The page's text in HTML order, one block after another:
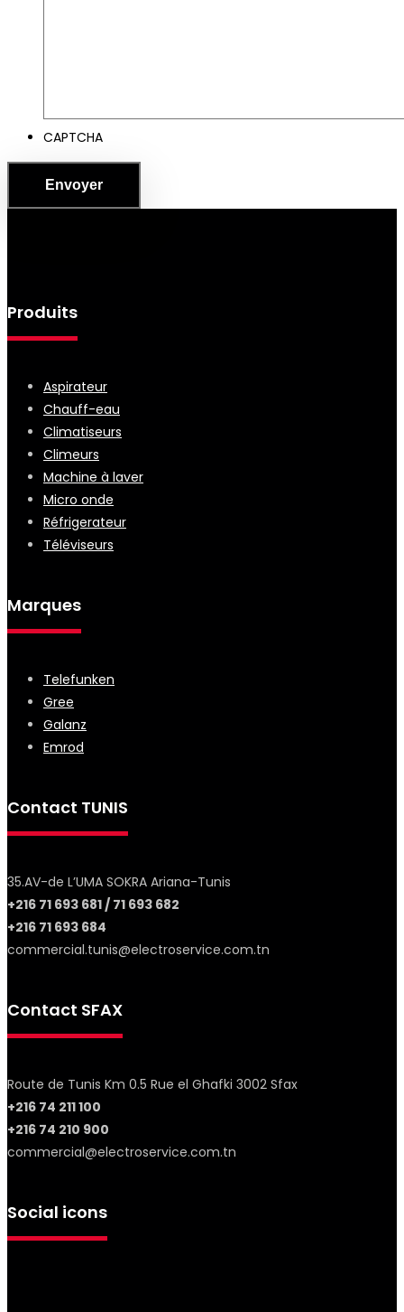
CAPTCHA
Produits
Aspirateur
Chauff-eau
Climatiseurs
Climeurs
Machine à laver
Micro onde
Réfrigerateur
Téléviseurs
Marques
Telefunken
Gree
Galanz
Emrod
Contact TUNIS
35.AV-de L’UMA SOKRA Ariana-Tunis
+216 71 693 681 / 71 693 682
+216 71 693 684
commercial.tunis@electroservice.com.tn
Contact SFAX
Route de Tunis Km 0.5 Rue el Ghafki 3002 Sfax
+216 74 211 100
+216 74 210 900
commercial@electroservice.com.tn
Social icons